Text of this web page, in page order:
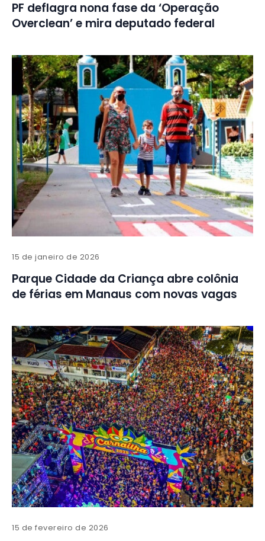
PF deflagra nona fase da ‘Operação
Overclean’ e mira deputado federal
15 de janeiro de 2026
Parque Cidade da Criança abre colônia
de férias em Manaus com novas vagas
15 de fevereiro de 2026